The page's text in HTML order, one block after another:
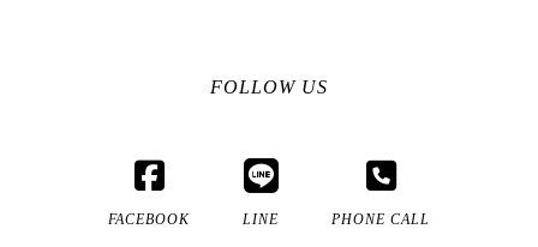
FOLLOW US
FACEBOOK LINE PHONE CALL